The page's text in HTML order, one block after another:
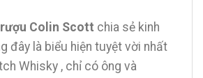
rượu Colin Scott chia sẻ kinh
đây là biểu hiện tuyệt vời nhất
Whisky , chỉ có ông và